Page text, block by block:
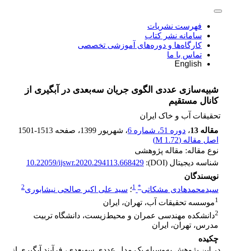
فهرست نشریات
سامانه نشر کتاب
کارگاه‌ها و دوره‌های آموزشی تخصصی
تماس با ما
English
شبیه‌سازی عددی الگوی جریان سه‌بعدی در آبگیری از
کانال مستقیم
تحقیقات آب و خاک ایران
مقاله 13
، دوره 51، شماره 6 ، شهریور 1399 ، صفحه 1501-1513
اصل مقاله (1.72 M
)
نوع مقاله: مقاله پژوهشی
شناسه دیجیتال (DOI):
10.22059/ijswr.2020.294113.668429
نویسندگان
سیدمحمدهادی مشکاتی*
1؛ سید علی اکبر صالحی نیشابوری2
1موسسه تحقیقات آب، تهران، ایران
2دانشکده مهندسی عمران و محیط‌زیست، دانشگاه تربیت
مدرس، تهران، ایران
چکیده